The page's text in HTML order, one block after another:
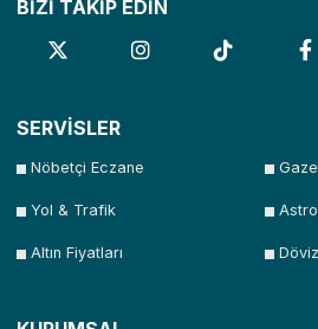
BİZİ TAKİP EDİN
SERVİSLER
Nöbetçi Eczane
Yol & Trafik
Altın Fiyatları